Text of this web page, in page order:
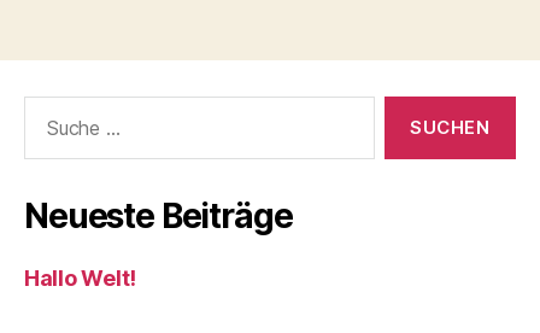
nach:
Neueste Beiträge
Hallo Welt!